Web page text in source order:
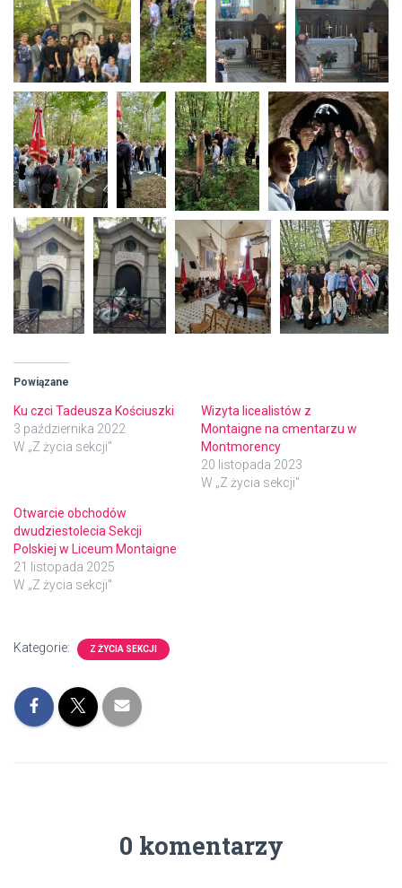
Powiązane
Ku czci Tadeusza Kościuszki
3 października 2022
W „Z życia sekcji"
Wizyta licealistów z
Montaigne na cmentarzu w
Montmorency
20 listopada 2023
W „Z życia sekcji"
Otwarcie obchodów
dwudziestolecia Sekcji
Polskiej w Liceum Montaigne
21 listopada 2025
W „Z życia sekcji"
Kategorie: Z ŻYCIA SEKCJI
0 komentarzy